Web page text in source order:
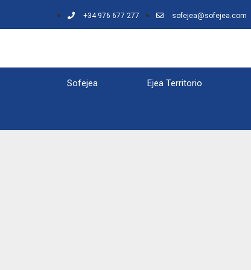
+34 976 677 277 sofejea@sofejea.com
Sofejea Ejea Territorio